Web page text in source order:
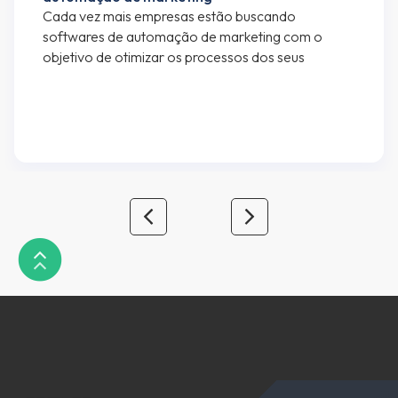
Cada vez mais empresas estão buscando
softwares de automação de marketing com o
objetivo de otimizar os processos dos seus